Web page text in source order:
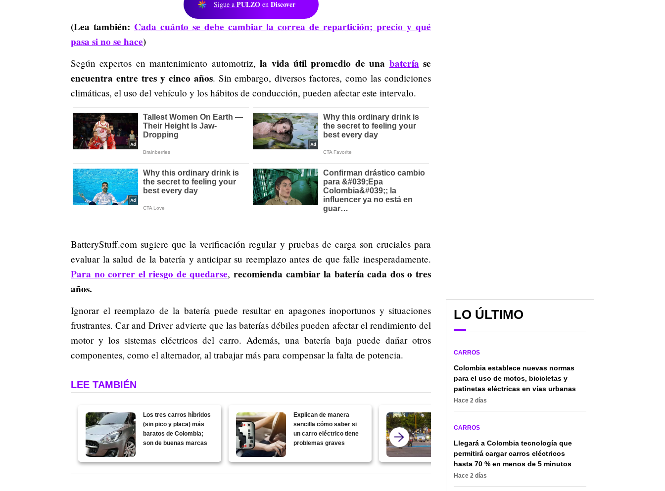
Sigue a PULZO en Discover
(Lea también: Cada cuánto se debe cambiar la correa de repartición; precio y qué
pasa si no se hace)
Según expertos en mantenimiento automotriz,la vida útil promedio de una bateríase
encuentra entre tres y cinco años. Sin embargo, diversos factores, como las condiciones
climáticas, el uso del vehículo y los hábitos de conducción, pueden afectar este intervalo.
BatteryStuff.com sugiere que la verificación regular y pruebas de carga son cruciales para
evaluar la salud de la batería y anticipar su reemplazo antes de que falle inesperadamente.
Para no correr el riesgo de quedarse,recomienda cambiar la batería cada dos o tres
años.
Ignorar el reemplazo de la batería puede resultar en apagones inoportunos y situaciones
frustrantes. Car and Driver advierte que las baterías débiles pueden afectar el rendimiento del
motor y los sistemas eléctricos del carro. Además, una batería baja puede dañar otros
componentes, como el alternador, al trabajar más para compensar la falta de potencia.
LEE TAMBIÉN
Los tres carros híbridos
(sin pico y placa) más
baratos de Colombia;
son de buenas marcas
Explican de manera
sencilla cómo saber si
un carro eléctrico tiene
problemas graves
son las 3 infracciones
comparendos ponen en
Bogotá
LO ÚLTIMO
CARROS
Colombia establece nuevas normas
para el uso de motos, bicicletas y
patinetas eléctricas en vías urbanas
Hace 2 días
CARROS
Llegará a Colombia tecnología que
permitirá cargar carros eléctricos
hasta 70 % en menos de 5 minutos
Hace 2 días